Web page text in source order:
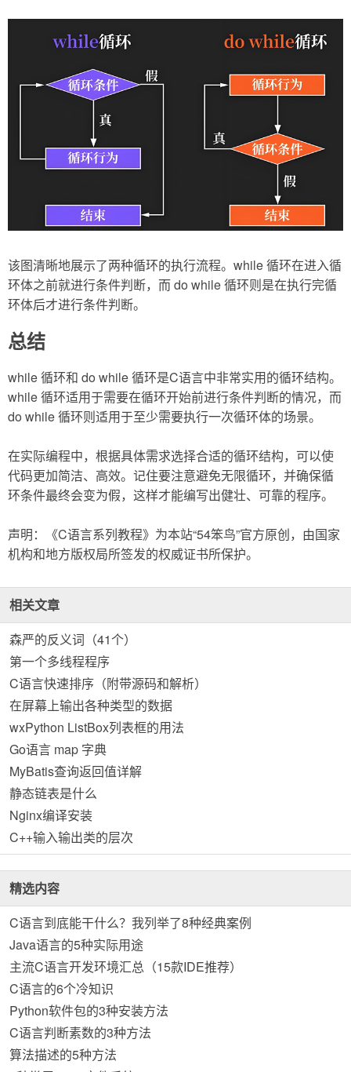
该图清晰地展示了两种循环的执行流程。while 循环在进入循
环体之前就进行条件判断，而 do while 循环则是在执行完循
环体后才进行条件判断。
总结
while 循环和 do while 循环是C语言中非常实用的循环结构。
while 循环适用于需要在循环开始前进行条件判断的情况，而
do while 循环则适用于至少需要执行一次循环体的场景。
在实际编程中，根据具体需求选择合适的循环结构，可以使
代码更加简洁、高效。记住要注意避免无限循环，并确保循
环条件最终会变为假，这样才能编写出健壮、可靠的程序。
声明：《C语言系列教程》为本站“54笨鸟”官方原创，由国家
机构和地方版权局所签发的权威证书所保护。
相关文章
森严的反义词（41个）
第一个多线程程序
C语言快速排序（附带源码和解析）
在屏幕上输出各种类型的数据
wxPython ListBox列表框的用法
Go语言 map 字典
MyBatis查询返回值详解
静态链表是什么
Nginx编译安装
C++输入输出类的层次
精选内容
C语言到底能干什么？我列举了8种经典案例
Java语言的5种实际用途
主流C语言开发环境汇总（15款IDE推荐）
C语言的6个冷知识
Python软件包的3种安装方法
C语言判断素数的3种方法
算法描述的5种方法